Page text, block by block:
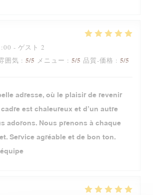
- ゲスト 2
囲気 : 5/5 メニュー : 5/5 品質-価格 : 5/5
adresse, où le plaisir de revenir
est chaleureux et d’un autre
adorons. Nous prenons à chaque
Service agréable et de bon ton.